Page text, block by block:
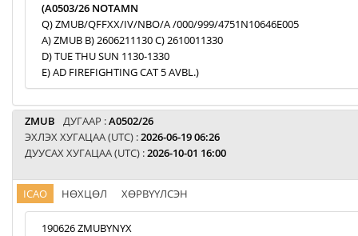
(A0503/26 NOTAMN
Q) ZMUB/QFFXX/IV/NBO/A /000/999/4751N10646E005
A) ZMUB B) 2606211130 C) 2610011330
D) TUE THU SUN 1130-1330
E) AD FIREFIGHTING CAT 5 AVBL.)
ZMUB ДУГААР :A0502/26
ЭХЛЭХ ХУГАЦАА (UTC) :2026-06-19 06:26
ДУУСАХ ХУГАЦАА (UTC) :2026-10-01 16:00
ICAO НӨХЦӨЛ ХӨРВҮҮЛСЭН
190626 ZMUBYNYX